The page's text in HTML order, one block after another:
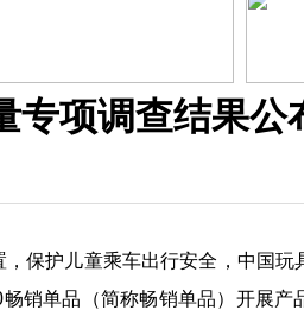
专项调查结果公
保护儿童乘车出行安全，中国玩
销单品（简称畅销单品）开展产